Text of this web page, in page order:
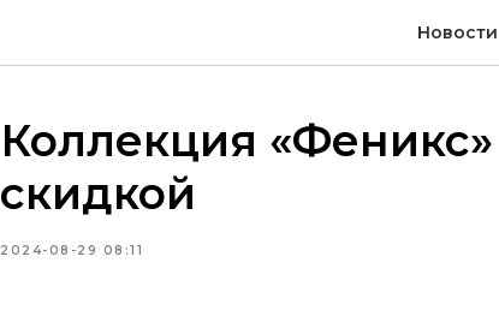
Новости
Коллекция «Феникс»
скидкой
2024-08-29 08:11